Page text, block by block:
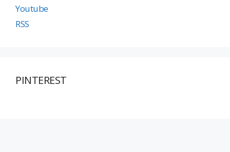
Youtube
RSS
PINTEREST